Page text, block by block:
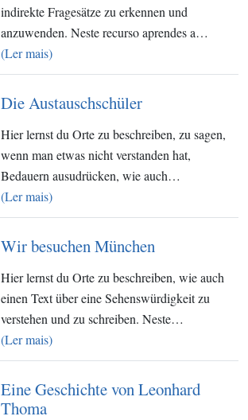
indirekte Fragesätze zu erkennen und
anzuwenden. Neste recurso aprendes a…
(Ler mais)
Die Austauschschüler
Hier lernst du Orte zu beschreiben, zu sagen,
wenn man etwas nicht verstanden hat,
Bedauern ausudrücken, wie auch…
(Ler mais)
Wir besuchen München
Hier lernst du Orte zu beschreiben, wie auch
einen Text über eine Sehenswürdigkeit zu
verstehen und zu schreiben. Neste…
(Ler mais)
Eine Geschichte von Leonhard
Thoma